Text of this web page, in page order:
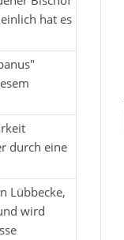
hat es
durch eine
Lübbecke,
wird